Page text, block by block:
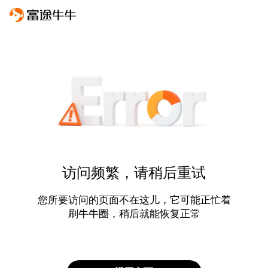
访问频繁，请稍后重试
您所要访问的页面不在这儿，它可能正忙着
刷牛牛圈，稍后就能恢复正常